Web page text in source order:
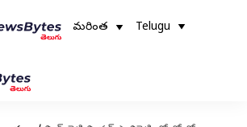
మరింత Telugu